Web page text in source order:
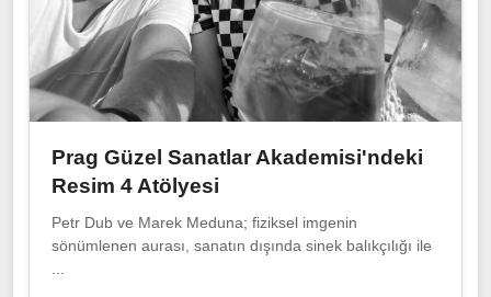
Prag Güzel Sanatlar Akademisi'ndeki
Resim 4 Atölyesi
Petr Dub ve Marek Meduna; fiziksel imgenin
sönümlenen aurası, sanatın dışında sinek balıkçılığı ile